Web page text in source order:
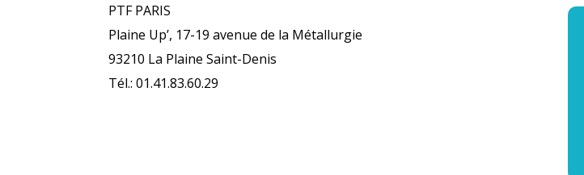
PTF PARIS
Plaine Up’, 17-19 avenue de la Métallurgie
93210 La Plaine Saint-Denis
Tél.: 01.41.83.60.29